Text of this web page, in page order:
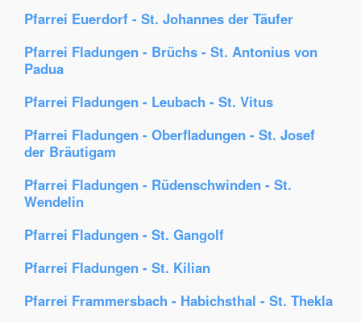
Pfarrei Euerdorf - St. Johannes der Täufer
Pfarrei Fladungen - Brüchs - St. Antonius von
Padua
Pfarrei Fladungen - Leubach - St. Vitus
Pfarrei Fladungen - Oberfladungen - St. Josef
der Bräutigam
Pfarrei Fladungen - Rüdenschwinden - St.
Wendelin
Pfarrei Fladungen - St. Gangolf
Pfarrei Fladungen - St. Kilian
Pfarrei Frammersbach - Habichsthal - St. Thekla